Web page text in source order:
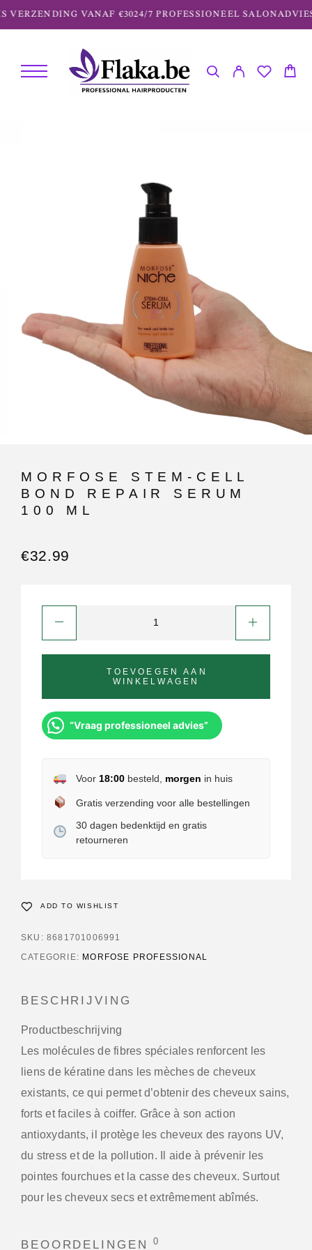
VERZENDING VANAF €3024/7 PROFESSIONEEL SALONADVIES
MORFOSE STEM-CELL
BOND REPAIR SERUM
100 ML
€32.99
TOEVOEGEN AAN
WINKELWAGEN
“Vraag professioneel advies”
Voor 18:00besteld, morgen in huis
Gratis verzending voor alle bestellingen
30 dagen bedenktijd en gratis
retourneren
ADD TO WISHLIST
SKU: 8681701006991
CATEGORIE: MORFOSE PROFESSIONAL
BESCHRIJVING
Productbeschrijving
Les molécules de fibres spéciales renforcent les
liens de kératine dans les mèches de cheveux
existants, ce qui permet d’obtenir des cheveux sains,
forts et faciles à coiffer. Grâce à son action
antioxydants, il protège les cheveux des rayons UV,
du stress et de la pollution. Il aide à prévenir les
pointes fourchues et la casse des cheveux. Surtout
pour les cheveux secs et extrêmement abîmés.
BEOORDELINGEN0